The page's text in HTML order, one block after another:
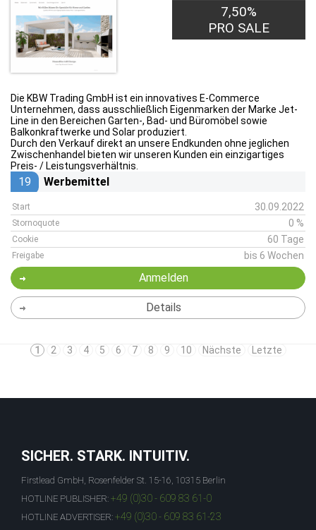
7,50%
PRO SALE
Die KBW Trading GmbH ist ein innovatives E-Commerce
Unternehmen, dass ausschließlich Eigenmarken der Marke Jet-
Line in den Bereichen Garten-, Bad- und Büromöbel sowie
Balkonkraftwerke und Solar produziert.
Durch den Verkauf direkt an unsere Endkunden ohne jeglichen
Zwischenhandel bieten wir unseren Kunden ein einzigartiges
Preis- / Leistungsverhältnis.
19 Werbemittel
Start 30.09.2022
Stornoquote 0 %
Cookie 60 Tage
Freigabe bis 6 Wochen
Anmelden
Details
1 2 3 4 5 6 7 8 9 10 Nächste Letzte
SICHER. STARK. INTUITIV.
Firstlead GmbH, Rosenfelder St. 15-16, 10315 Berlin
HOTLINE PUBLISHER: +49 (0)30 - 609 83 61-0
HOTLINE ADVERTISER: +49 (0)30 - 609 83 61-23